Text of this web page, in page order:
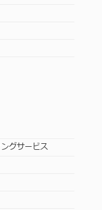
グサービス